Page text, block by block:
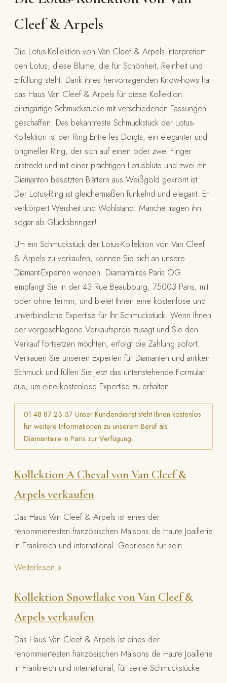
Cleef & Arpels
Die Lotus-Kollektion von Van Cleef & Arpels interpretiert
den Lotus, diese Blume, die für Schönheit, Reinheit und
Erfüllung steht. Dank ihres hervorragenden Know-hows hat
das Haus Van Cleef & Arpels für diese Kollektion
einzigartige Schmuckstücke mit verschiedenen Fassungen
geschaffen. Das bekannteste Schmuckstück der Lotus-
Kollektion ist der Ring Entre les Doigts, ein eleganter und
origineller Ring, der sich auf einen oder zwei Finger
erstreckt und mit einer prächtigen Lotusblüte und zwei mit
Diamanten besetzten Blättern aus Weißgold gekrönt ist.
Der Lotus-Ring ist gleichermaßen funkelnd und elegant. Er
verkörpert Weisheit und Wohlstand: Manche tragen ihn
sogar als Glücksbringer!
Um ein Schmuckstück der Lotus-Kollektion von Van Cleef
& Arpels zu verkaufen, können Sie sich an unsere
Diamant-Experten wenden. Diamantaires Paris OG
empfängt Sie in der 43 Rue Beaubourg, 75003 Paris, mit
oder ohne Termin, und bietet Ihnen eine kostenlose und
unverbindliche Expertise für Ihr Schmuckstück. Wenn Ihnen
der vorgeschlagene Verkaufspreis zusagt und Sie den
Verkauf fortsetzen möchten, erfolgt die Zahlung sofort.
Vertrauen Sie unseren Experten für Diamanten und antiken
Schmuck und füllen Sie jetzt das untenstehende Formular
aus, um eine kostenlose Expertise zu erhalten.
01 48 87 23 37 Unser Kundendienst steht Ihnen kostenlos
für weitere Informationen zu unserem Beruf als
Diamantaire in Paris zur Verfügung.
Kollektion A Cheval von Van Cleef &
Arpels verkaufen
Das Haus Van Cleef & Arpels ist eines der
renommiertesten französischen Maisons de Haute Joaillerie
in Frankreich und international. Gepriesen für sein
Weiterlesen »
Kollektion Snowflake von Van Cleef &
Arpels verkaufen
Das Haus Van Cleef & Arpels ist eines der
renommiertesten französischen Maisons de Haute Joaillerie
in Frankreich und international, für seine Schmuckstücke